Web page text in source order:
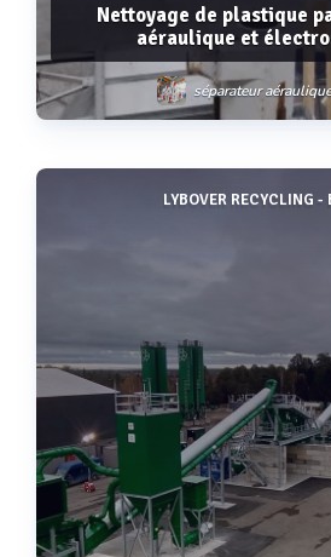
Nettoyage de plastique
aéraulique et
séparateur
Voir plus
LYBOVER RECYCLING